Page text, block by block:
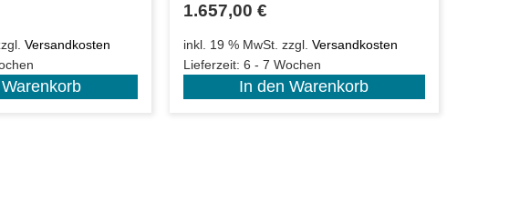
Versandkosten
1.657,00 €
inkl. 19 % MwSt. zzgl. Versandkosten
Lieferzeit: 6 - 7 Wochen
In den Warenkorb